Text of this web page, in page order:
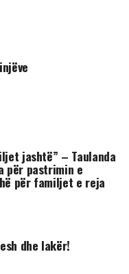
jashtë” – Taulanda
për pastrimin e
për familjet e reja
dhe lakër!